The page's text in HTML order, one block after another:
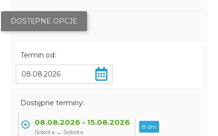
DOSTĘPNE OPCJE
Termin od:
Dostępne terminy:
08.08.2026 - 15.08.2026
Sobota → Sobota
8 dni